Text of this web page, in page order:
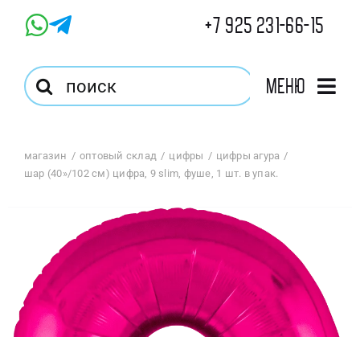
+7 925 231-66-15
Результат
поиска:
Меню
Магазин
Оптовый Магазин
Корзина
магазин оптовый склад цифры
цифры агура
шар (40»/102 см) цифра, 9 slim, фуше, 1 шт. в упак.